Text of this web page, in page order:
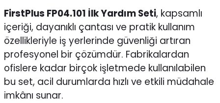
FirstPlus FP04.101 İlk Yardım Seti, kapsamlı
içeriği, dayanıklı çantası ve pratik kullanım
özellikleriyle iş yerlerinde güvenliği artıran
profesyonel bir çözümdür. Fabrikalardan
ofislere kadar birçok işletmede kullanılabilen
bu set, acil durumlarda hızlı ve etkili müdahale
imkânı sunar.